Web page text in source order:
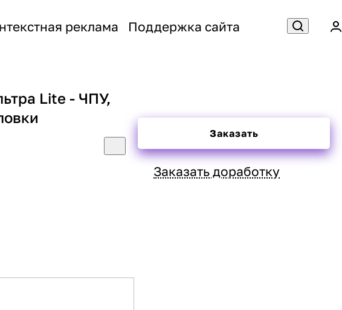
реклама Поддержка сайта
Lite - ЧПУ,
Заказать
Заказать доработку